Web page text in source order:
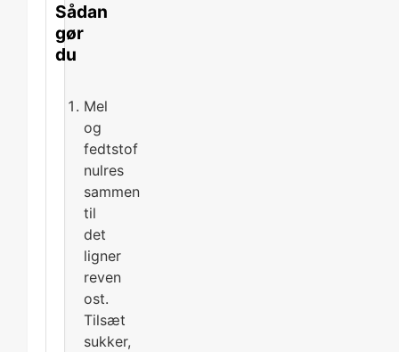
Sådan
gør
du
Mel
og
fedtstof
nulres
sammen
til
det
ligner
reven
ost.
Tilsæt
sukker,